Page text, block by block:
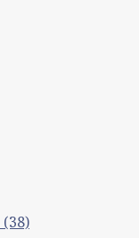
(38)